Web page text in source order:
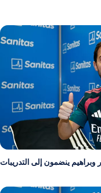
وبراهيم ينضمون إلى التدريبات